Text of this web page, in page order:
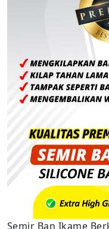
Semir Ban Ikame